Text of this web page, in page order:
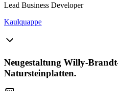
Lead Business Developer
Kaulquappe
Neugestaltung Willy-
Natursteinplatten.